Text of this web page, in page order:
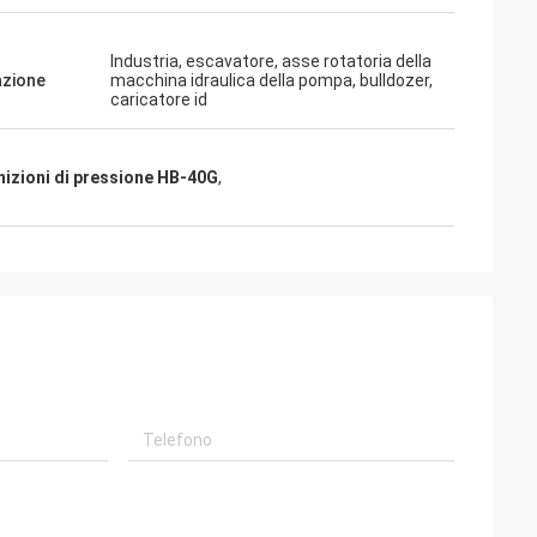
coopertion
Industria, escavatore, asse rotatoria della
macchina idraulica della pompa, bulldozer,
caricatore id
di pressione HB-40G,